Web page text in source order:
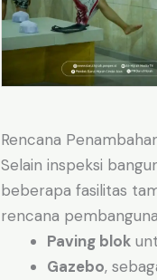
Rencana
Selain inspeksi
beberapa fasilitas
rencana
Paving blok
Gazebo,